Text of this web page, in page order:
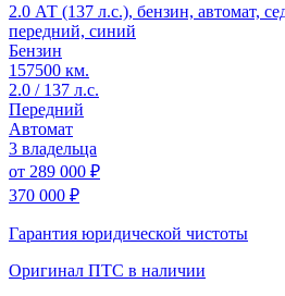
2.0 АТ (137 л.с.), бензин, автомат,
передний, синий
Бензин
157500 км.
2.0 / 137 л.с.
Передний
Автомат
3 владельца
от 289 000 ₽
370 000 ₽
Гарантия юридической чистоты
Оригинал ПТС в наличии